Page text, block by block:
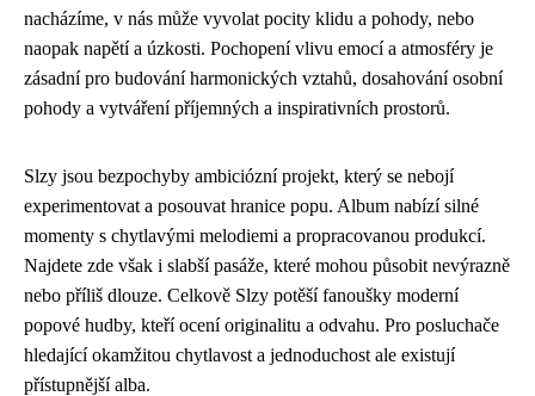
nacházíme, v nás může vyvolat pocity klidu a pohody, nebo
naopak napětí a úzkosti. Pochopení vlivu emocí a atmosféry je
zásadní pro budování harmonických vztahů, dosahování osobní
pohody a vytváření příjemných a inspirativních prostorů.
Slzy jsou bezpochyby ambiciózní projekt, který se nebojí
experimentovat a posouvat hranice popu. Album nabízí silné
momenty s chytlavými melodiemi a propracovanou produkcí.
Najdete zde však i slabší pasáže, které mohou působit nevýrazně
nebo příliš dlouze. Celkově Slzy potěší fanoušky moderní
popové hudby, kteří ocení originalitu a odvahu. Pro posluchače
hledající okamžitou chytlavost a jednoduchost ale existují
přístupnější alba.